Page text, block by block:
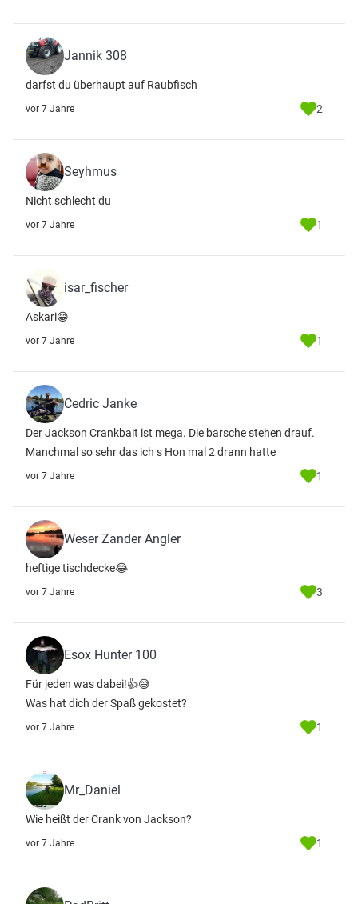
Jannik 308
darfst du überhaupt auf Raubfisch
vor 7 Jahre 2
Seyhmus
Nicht schlecht du
vor 7 Jahre 1
isar_fischer
Askari😁
vor 7 Jahre 1
Cedric Janke
Der Jackson Crankbait ist mega. Die barsche stehen drauf.
Manchmal so sehr das ich s Hon mal 2 drann hatte
vor 7 Jahre 1
Weser Zander Angler
heftige tischdecke😂
vor 7 Jahre 3
Esox Hunter 100
Für jeden was dabei!👍😅
Was hat dich der Spaß gekostet?
vor 7 Jahre 1
Mr_Daniel
Wie heißt der Crank von Jackson?
vor 7 Jahre 1